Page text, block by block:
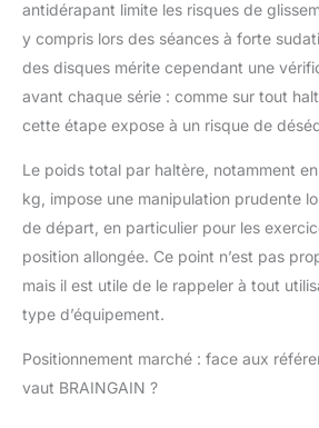
antidérapant limite les risques de
y compris lors des séances à forte
des disques mérite cependant une
avant chaque série : comme sur tout
cette étape expose à un risque de
Le poids total par haltère, notamment
kg, impose une manipulation prudente
de départ, en particulier pour les
position allongée. Ce point n’est pas
mais il est utile de le rappeler à tout
type d’équipement.
Positionnement marché : face aux
vaut BRAINGAIN ?